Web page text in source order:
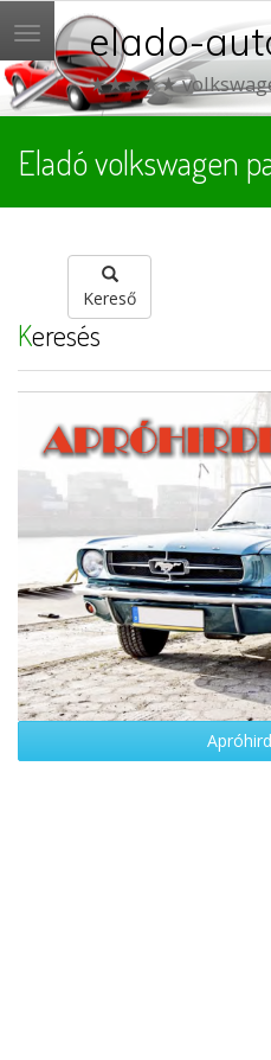
Menü elado-
★★★★★
Eladó volkswagen
Kereső
Keresés